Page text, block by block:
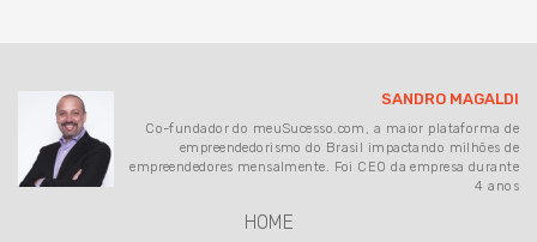
SANDRO MAGALDI
Co-fundador do meuSucesso.com, a maior plataforma de
empreendedorismo do Brasil impactando milhões de
empreendedores mensalmente. Foi CEO da empresa durante
4 anos
HOME